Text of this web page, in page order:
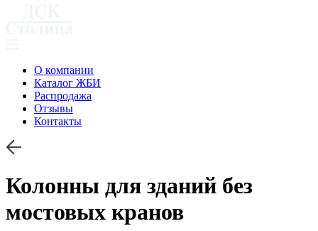
О компании
Каталог ЖБИ
Распродажа
Отзывы
Контакты
Колонны для зданий без
мостовых кранов